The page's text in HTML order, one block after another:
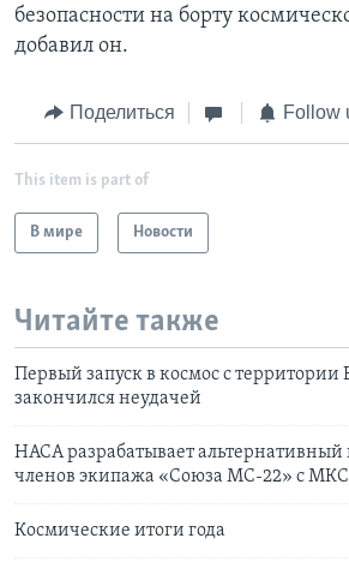
безопасности на борту
добавил он.
Поделиться Follow
This item is part of
В мире Новости
Читайте также
Первый запуск в космос с
закончился неудачей
НАСА разрабатывает альтернативный
членов экипажа «Союза МС-22» с МКС
Космические итоги года